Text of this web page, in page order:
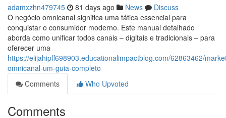
adamxzhn479745 81 days ago News
Discuss
O negócio omnicanal significa uma tática essencial para
conquistar o consumidor moderno. Este manual detalhado
aborda como unificar todos canais – digitais e tradicionais – para
oferecer uma
https://elijahipff698903.educationalimpactblog.com/62863462/
omnicanal-um-guia-completo
Comments
Who Upvoted
Comments